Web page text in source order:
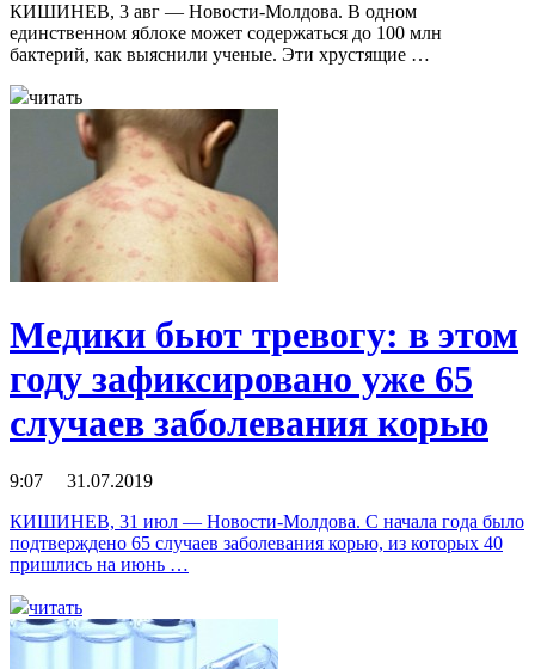
КИШИНЕВ, 3 авг — Новости-Молдова. В одном
единственном яблоке может содержаться до 100 млн
бактерий, как выяснили ученые. Эти хрустящие …
читать
Медики бьют тревогу: в этом
году зафиксировано уже 65
случаев заболевания корью
9:07 31.07.2019
КИШИНЕВ, 31 июл — Новости-Молдова. С начала года было
подтверждено 65 случаев заболевания корью, из которых 40
пришлись на июнь …
читать